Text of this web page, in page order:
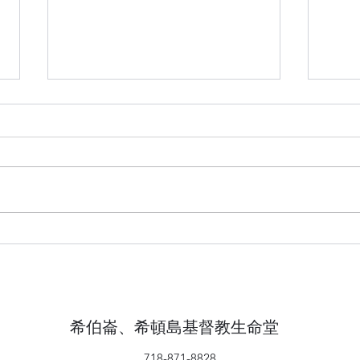
從約
希伯崙、希頓島基督教生命堂